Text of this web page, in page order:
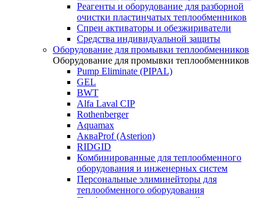
Реагенты и оборудование для разборной
очистки пластинчатых теплообменников
Спреи активаторы и обезжириватели
Средства индивидуальной защиты
Оборудование для промывки теплообменников
Оборудование для промывки теплообменников
Pump Eliminate (PIPAL)
GEL
BWT
Alfa Laval CIP
Rothenberger
Aquamax
АкваProf (Asterion)
RIDGID
Комбинированные для теплообменного
оборудования и инженерных систем
Персональные элиминейторы для
теплообменного оборудования